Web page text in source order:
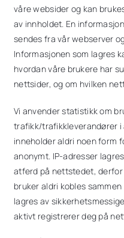
våre websider og kan
av innholdet. En
sendes fra vår webserver
Informasjonen som lagres
hvordan våre brukere har
nettsider, og om hvilken
Vi anvender statistikk om
trafikk/trafikkleverandører
inneholder aldri noen form
anonymt. IP-adresser
atferd på nettstedet, derfor
bruker aldri kobles
lagres av
aktivt registrerer deg på